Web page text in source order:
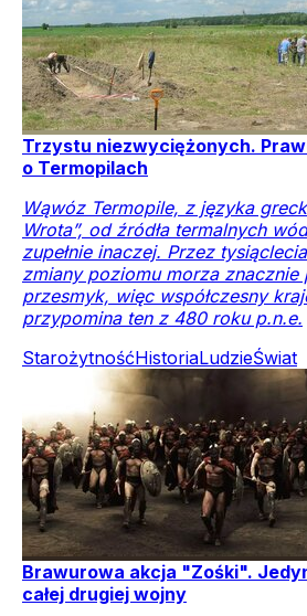
Trzystu niezwyciężonych.
o Termopilach
Wąwóz Termopile, z języka
Wrota”, od źródła termalnych
zupełnie inaczej. Przez
zmiany poziomu morza znacznie
przesmyk, więc współczesny
przypomina ten z 480 roku p.n.e.
StarożytnośćHistoriaLudzieŚwiat
Brawurowa akcja "Zośki".
całej drugiej wojny